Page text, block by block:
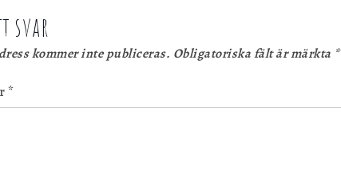
svar
kommer inte publiceras. Obligatoriska fält är märkta *
*